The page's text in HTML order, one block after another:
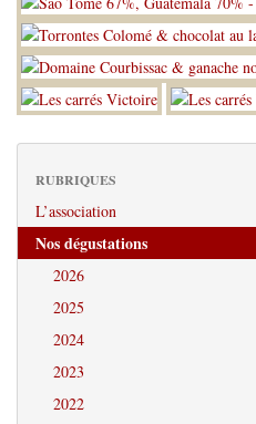
RUBRIQUES
L’association
Nos dégustations
2026
2025
2024
2023
2022